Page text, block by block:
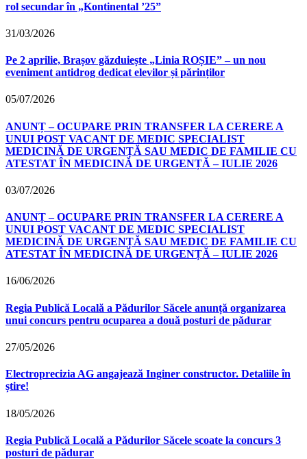
rol secundar în „Kontinental ’25”
31/03/2026
Pe 2 aprilie, Brașov găzduiește „Linia ROȘIE” – un nou
eveniment antidrog dedicat elevilor și părinților
05/07/2026
ANUNȚ – OCUPARE PRIN TRANSFER LA CERERE A
UNUI POST VACANT DE MEDIC SPECIALIST
MEDICINĂ DE URGENȚĂ SAU MEDIC DE FAMILIE CU
ATESTAT ÎN MEDICINĂ DE URGENȚĂ – IULIE 2026
03/07/2026
ANUNȚ – OCUPARE PRIN TRANSFER LA CERERE A
UNUI POST VACANT DE MEDIC SPECIALIST
MEDICINĂ DE URGENȚĂ SAU MEDIC DE FAMILIE CU
ATESTAT ÎN MEDICINĂ DE URGENȚĂ – IULIE 2026
16/06/2026
Regia Publică Locală a Pădurilor Săcele anunță organizarea
unui concurs pentru ocuparea a două posturi de pădurar
27/05/2026
Electroprecizia AG angajează Inginer constructor. Detaliile în
știre!
18/05/2026
Regia Publică Locală a Pădurilor Săcele scoate la concurs 3
posturi de pădurar